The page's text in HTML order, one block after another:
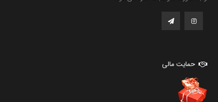
حمایت مالی